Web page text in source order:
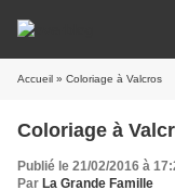
Accueil » Coloriage à Valcros
Coloriage à
Publié le 21/02/2016 à
Par La Grande Famille